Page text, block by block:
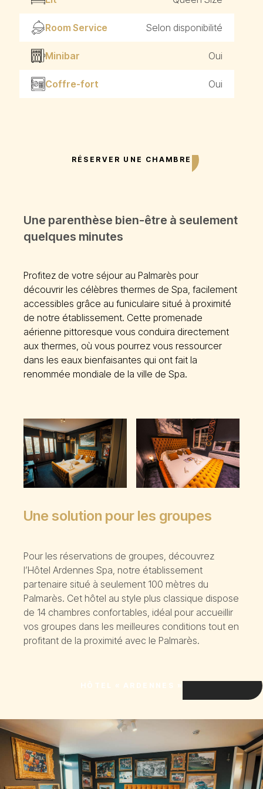
Room Service Selon disponibilité
Minibar Oui
Coffre-fort Oui
RÉSERVER UNE CHAMBRE
Une parenthèse bien-être à seulement
quelques minutes
Profitez de votre séjour au Palmarès pour
découvrir les célèbres thermes de Spa, facilement
accessibles grâce au funiculaire situé à proximité
de notre établissement. Cette promenade
aérienne pittoresque vous conduira directement
aux thermes, où vous pourrez vous ressourcer
dans les eaux bienfaisantes qui ont fait la
renommée mondiale de la ville de Spa.
Photos
Une solution pour les groupes
Pour les réservations de groupes, découvrez
l’Hôtel Ardennes Spa, notre établissement
partenaire situé à seulement 100 mètres du
Palmarès. Cet hôtel au style plus classique dispose
de 14 chambres confortables, idéal pour accueillir
vos groupes dans les meilleures conditions tout en
profitant de la proximité avec le Palmarès.
HÔTEL « ARDENNES »